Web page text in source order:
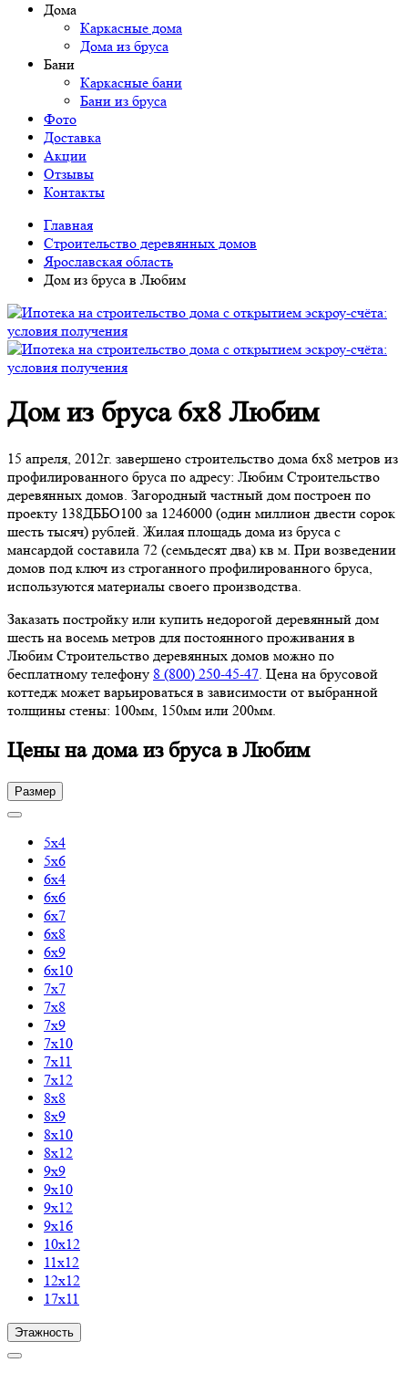
Дома
Каркасные дома
Дома из бруса
Бани
Каркасные бани
Бани из бруса
Фото
Доставка
Акции
Отзывы
Контакты
Главная
Строительство деревянных домов
Ярославская область
Дом из бруса в Любим
Дом из бруса 6х8 Любим
15 апреля, 2012г. завершено строительство дома 6х8 метров из
профилированного бруса по адресу: Любим Строительство
деревянных домов. Загородный частный дом построен по
проекту 138ДББО100 за 1246000 (один миллион двести сорок
шесть тысяч) рублей. Жилая площадь дома из бруса с
мансардой составила 72 (семьдесят два) кв м. При возведении
домов под ключ из строганного профилированного бруса,
используются материалы своего производства.
Заказать постройку или купить недорогой деревянный дом
шесть на восемь метров для постоянного проживания в
Любим Строительство деревянных домов можно по
бесплатному телефону 8 (800) 250-45-47. Цена на брусовой
коттедж может варьироваться в зависимости от выбранной
толщины стены: 100мм, 150мм или 200мм.
Цены на дома из бруса в Любим
Размер
5х4
5х6
6х4
6х6
6х7
6х8
6х9
6х10
7х7
7х8
7х9
7х10
7х11
7х12
8х8
8х9
8х10
8х12
9х9
9х10
9х12
9х16
10х12
11х12
12х12
17х11
Этажность